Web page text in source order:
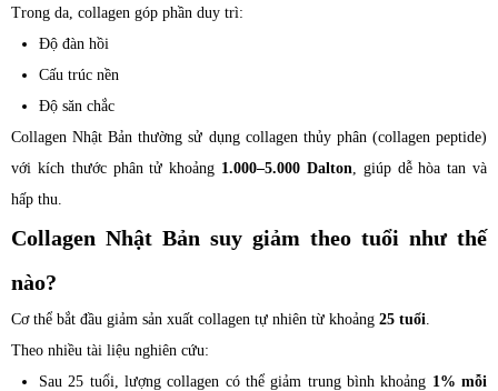
Trong da, collagen góp phần duy trì:
Độ đàn hồi
Cấu trúc nền
Độ săn chắc
Collagen Nhật Bản thường sử dụng collagen thủy phân (collagen peptide)
với kích thước phân tử khoảng 1.000–5.000 Dalton , giúp dễ hòa tan và
hấp thu.
Collagen Nhật Bản suy giảm theo tuổi như thế
nào?
Cơ thể bắt đầu giảm sản xuất collagen tự nhiên từ khoảng 25 tuổi
Theo nhiều tài liệu nghiên cứu:
Sau 25 tuổi, lượng collagen có thể giảm trung bình khoảng 1% mỗi